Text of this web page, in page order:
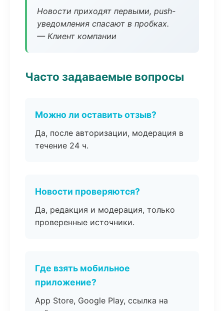
Новости приходят первыми, push-
уведомления спасают в пробках.
— Клиент компании
Часто задаваемые вопросы
Можно ли оставить отзыв?
Да, после авторизации, модерация в
течение 24 ч.
Новости проверяются?
Да, редакция и модерация, только
проверенные источники.
Где взять мобильное
приложение?
App Store, Google Play, ссылка на